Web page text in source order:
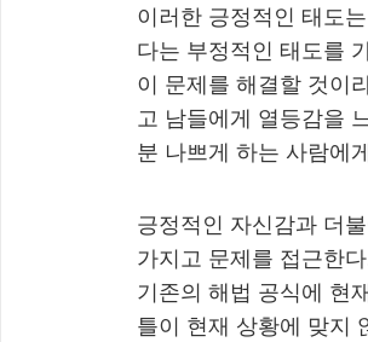
이러한 긍정적인 태도
다는 부정적인 태도를
이 문제를 해결할 것이
고 남들에게 열등감을
분 나쁘게 하는 사람에
긍정적인 자신감과 더
가지고 문제를 접근한
기존의 해법 공식에 현
틀이 현재 상황에 맞지